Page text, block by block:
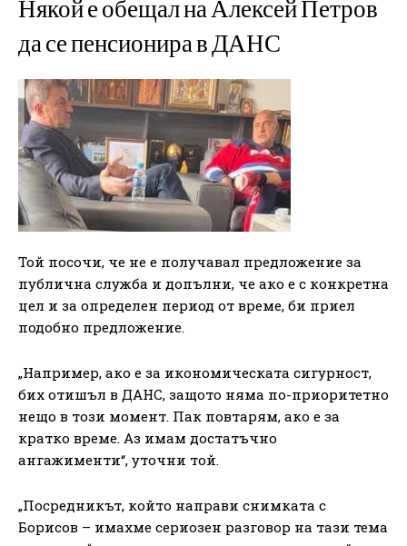
Някой е обещал на Алексей Петров
да се пенсионира в ДАНС
Той посочи, че не е получавал предложение за
публична служба и допълни, че ако е с конкретна
цел и за определен период от време, би приел
подобно предложение.
„Например, ако е за икономическата сигурност,
бих отишъл в ДАНС, защото няма по-приоритетно
нещо в този момент. Пак повтарям, ако е за
кратко време. Аз имам достатъчно
ангажименти“, уточни той.
„Посредникът, който направи снимката с
Борисов – имахме сериозен разговор на тази тема